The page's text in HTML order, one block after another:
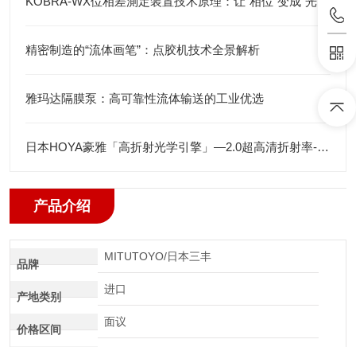
精密制造的“流体画笔”：点胶机技术全景解析
雅玛达隔膜泵：高可靠性流体输送的工业优选
日本HOYA豪雅「高折射光学引擎」—2.0超高清折射率-总代理藤田光学
产品介绍
品牌
MITUTOYO/日本三丰
产地类别
进口
价格区间
面议